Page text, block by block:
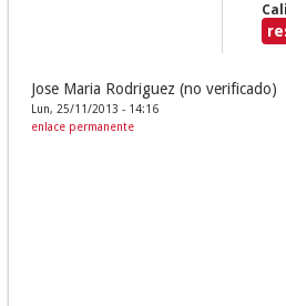
Jose Maria Rodriguez (no verificado)
Lun, 25/11/2013 - 14:16
enlace permanente